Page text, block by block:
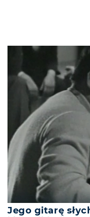
Jego gitarę